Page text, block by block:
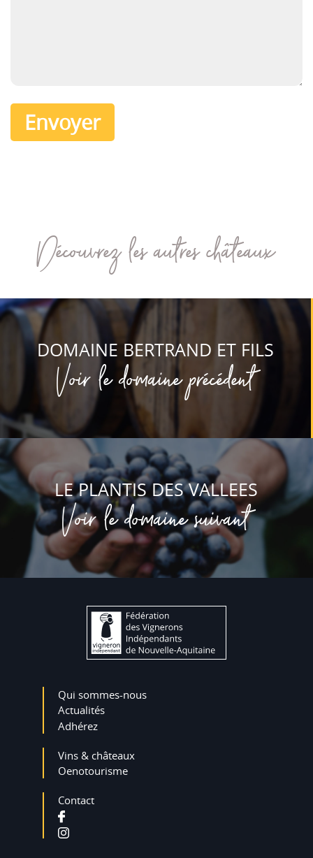
Découvrez les autres châteaux
DOMAINE BERTRAND ET FILS
Voir le domaine précédent
LE PLANTIS DES VALLEES
Voir le domaine suivant
Qui sommes-nous
Actualités
Adhérez
Vins & châteaux
Oenotourisme
Contact